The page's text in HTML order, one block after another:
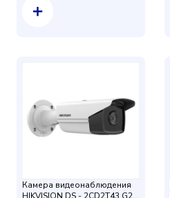
Камера видеонаблюдения